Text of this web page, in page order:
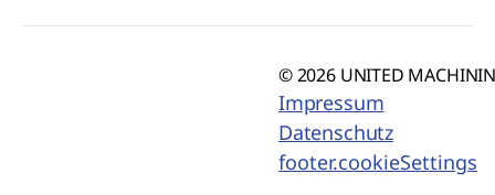
© 2026 UNITED
Impressum
Datenschutz
footer.cookieSettings